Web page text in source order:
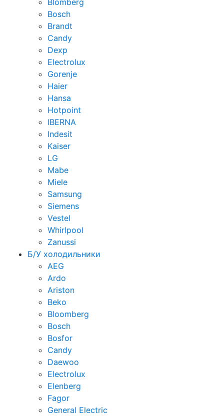
Bosch
Brandt
Candy
Dexp
Electrolux
Gorenje
Haier
Hansa
Hotpoint
IBERNA
Indesit
Kaiser
LG
Mabe
Miele
Samsung
Siemens
Vestel
Whirlpool
Zanussi
Б/У холодильники
AEG
Ardo
Ariston
Beko
Bloomberg
Bosch
Bosfor
Candy
Daewoo
Electrolux
Elenberg
Fagor
General Electric